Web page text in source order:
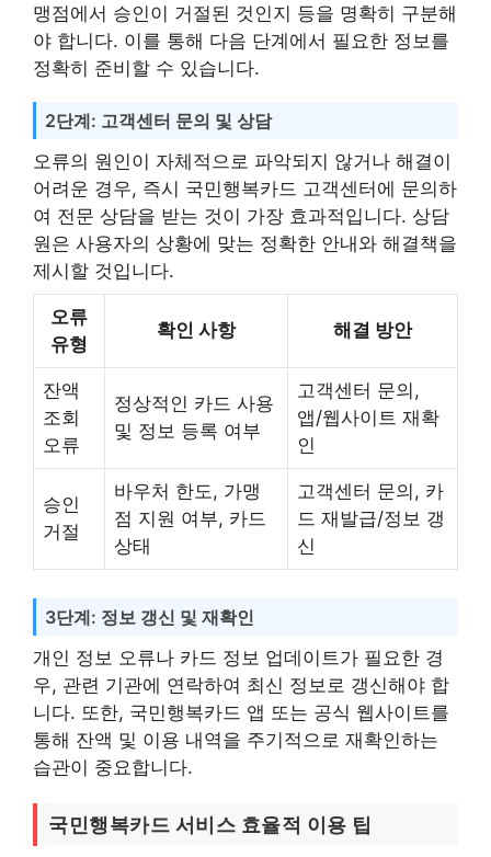
맹점에서 승인이 거절된 것인지 등을 명확히 구분해
야 합니다. 이를 통해 다음 단계에서 필요한 정보를
정확히 준비할 수 있습니다.
2단계: 고객센터 문의 및 상담
오류의 원인이 자체적으로 파악되지 않거나 해결이
어려운 경우, 즉시 국민행복카드 고객센터에 문의하
여 전문 상담을 받는 것이 가장 효과적입니다. 상담
원은 사용자의 상황에 맞는 정확한 안내와 해결책을
제시할 것입니다.
오류
유형
확인 사항 해결 방안
잔액
조회
오류
정상적인 카드 사용
및 정보 등록 여부
고객센터 문의,
앱/웹사이트 재확
인
승인
거절
바우처 한도, 가맹
점 지원 여부, 카드
상태
고객센터 문의, 카
드 재발급/정보 갱
신
3단계: 정보 갱신 및 재확인
개인 정보 오류나 카드 정보 업데이트가 필요한 경
우, 관련 기관에 연락하여 최신 정보로 갱신해야 합
니다. 또한, 국민행복카드 앱 또는 공식 웹사이트를
통해 잔액 및 이용 내역을 주기적으로 재확인하는
습관이 중요합니다.
국민행복카드 서비스 효율적 이용 팁